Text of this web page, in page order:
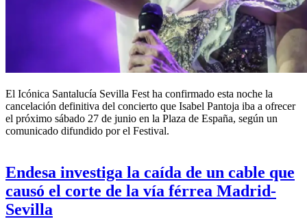
El Icónica Santalucía Sevilla Fest ha confirmado esta noche la
cancelación definitiva del concierto que Isabel Pantoja iba a ofrecer
el próximo sábado 27 de junio en la Plaza de España, según un
comunicado difundido por el Festival.
Endesa investiga la caída de un cable que
causó el corte de la vía férrea Madrid-
Sevilla